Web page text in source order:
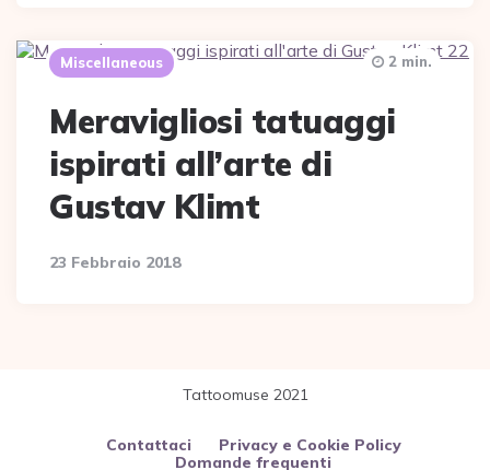
Miscellaneous
Meravigliosi tatuaggi
ispirati all’arte di
Gustav Klimt
23 Febbraio 2018
2 min.
Tattoomuse 2021
Contattaci
Privacy e Cookie Policy
Domande frequenti